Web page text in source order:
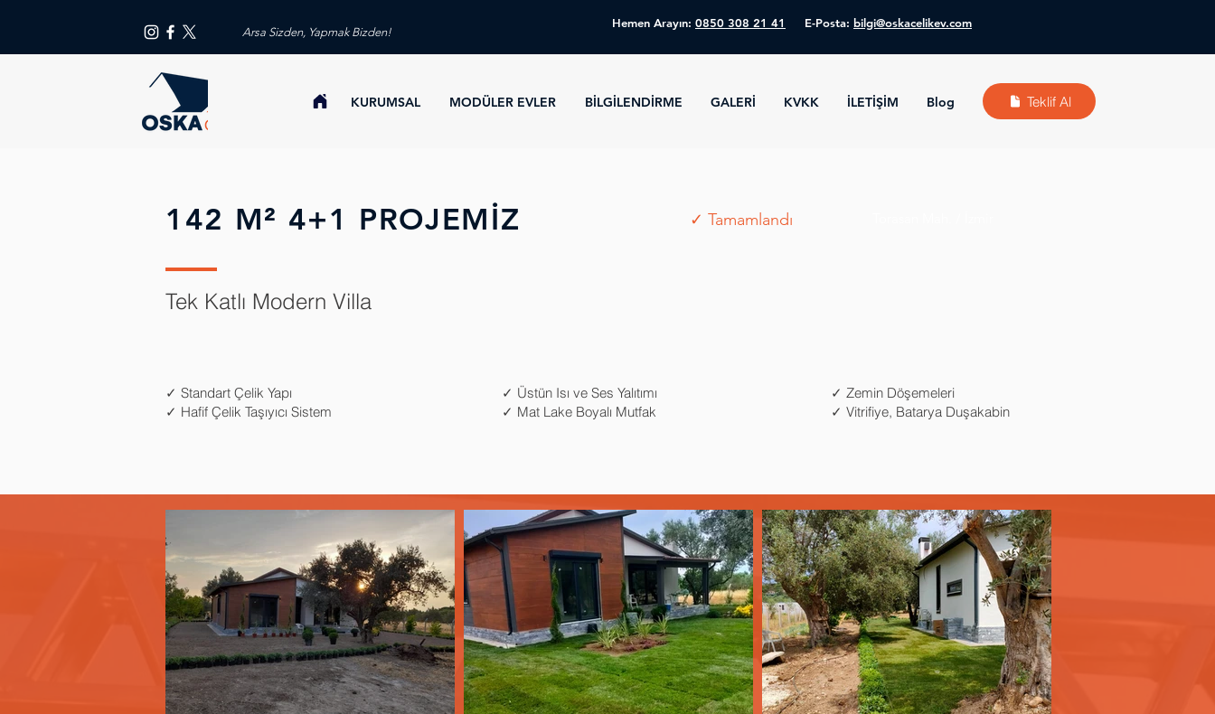
Arsa Sizden, Yapmak Bizden!
Hemen Arayın: 0850 308 21 41 E-Posta: bilgi@oskacelikev.com
KURUMSAL MODÜLER EVLER BİLGİLENDİRME GALERİ KVKK İLETİŞİM Blog Teklif Al
142 M² 4+1 PROJEMİZ ✓ Tamamlandı
Tek Katlı Modern Villa
✓ Standart Çelik Yapı
✓ Hafif Çelik Taşıyıcı Sistem
✓ Üstün Isı ve Ses Yalıtımı
✓ Mat Lake Boyalı Mutfak
✓ Zemin Döşemeleri
✓ Vitrifiye, Batarya Duşakabin